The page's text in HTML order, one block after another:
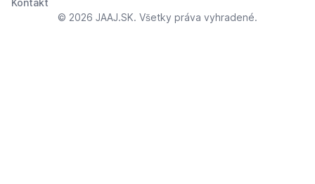
© 2026 JAAJ.SK. Všetky práva vyhradené.